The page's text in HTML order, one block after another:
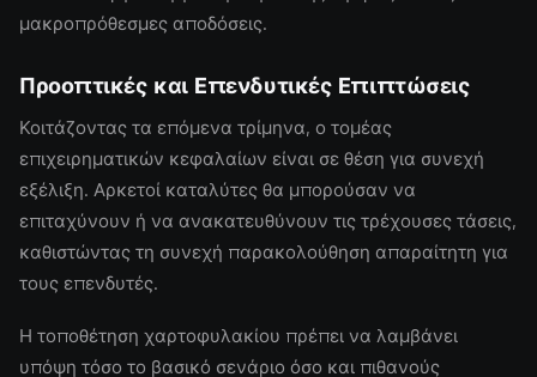
μακροπρόθεσμες αποδόσεις.
Προοπτικές και Επενδυτικές Επιπτώσεις
Κοιτάζοντας τα επόμενα τρίμηνα, ο τομέας
επιχειρηματικών κεφαλαίων είναι σε θέση για συνεχή
εξέλιξη. Αρκετοί καταλύτες θα μπορούσαν να
επιταχύνουν ή να ανακατευθύνουν τις τρέχουσες τάσεις,
καθιστώντας τη συνεχή παρακολούθηση απαραίτητη για
τους επενδυτές.
Η τοποθέτηση χαρτοφυλακίου πρέπει να λαμβάνει
υπόψη τόσο το βασικό σενάριο όσο και πιθανούς